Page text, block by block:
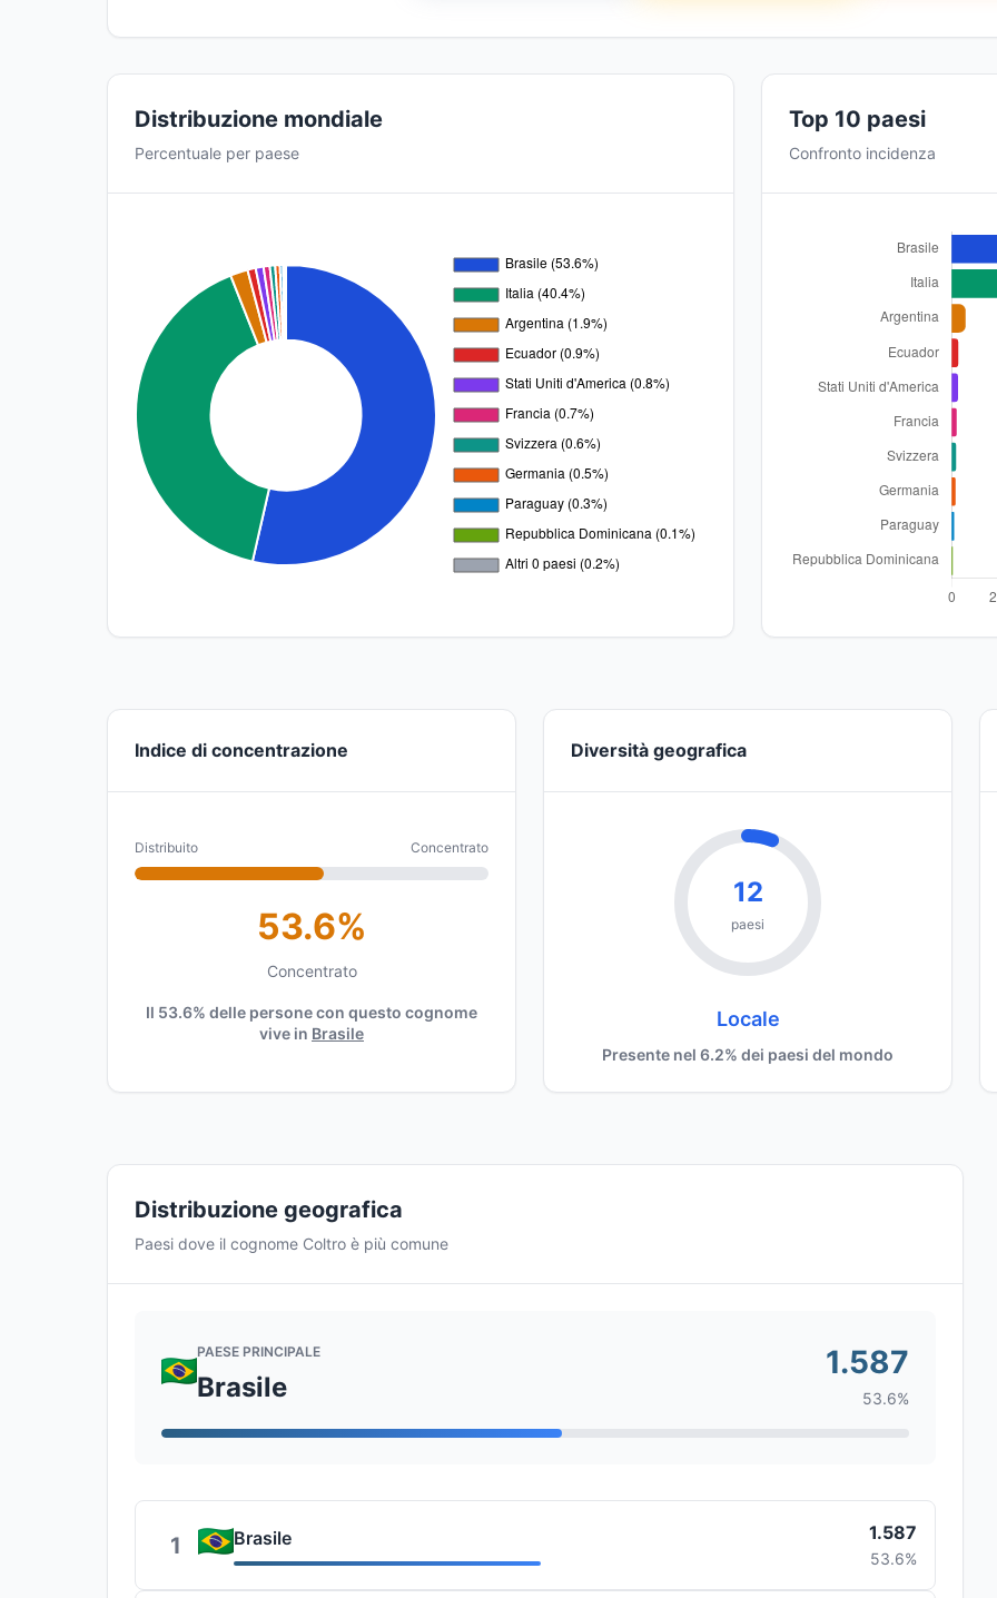
Distribuzione mondiale
Percentuale per paese
Top 10 paesi
Confronto incidenza
Indice di concentrazione
Distribuito Concentrato
53.6%
Concentrato
Il 53.6% delle persone con questo cognome
vive in Brasile
Diversità geografica
12
paesi
Locale
Presente nel 6.2% dei paesi del mondo
Distribuzione geografica
Paesi dove il cognome Coltro è più comune
PAESE PRINCIPALE
Brasile
1.587
53.6%
1 Brasile 1.587
53.6%